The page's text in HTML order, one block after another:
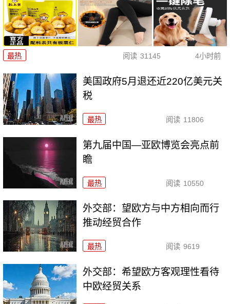
最热 阅读 31145 4小时前
美国政府5月退还近220亿美元关
税
最热 阅读 11806
第九届中国—亚欧博览会亮点前
瞻
最热 阅读 10550
外交部：望欧方与中方相向而行
推动经贸合作
最热 阅读 9619
外交部：希望欧方客观理性看待
中欧经贸关系